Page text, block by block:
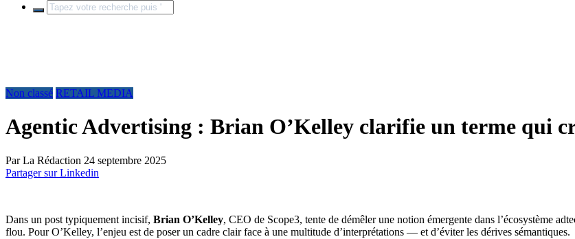
Non classé RETAIL MEDIA
Agentic Advertising : Brian O’Kelley clarifie un terme qui
ParLa Rédaction 24 septembre 2025
Partager sur Linkedin
Dans un post typiquement incisif, Brian O’Kelley, CEO de Scope3, tente de démêler une notion émergente dans l’écosystème
flou. Pour O’Kelley, l’enjeu est de poser un cadre clair face à une multitude d’interprétations — et d’éviter les dérives sémantiques.